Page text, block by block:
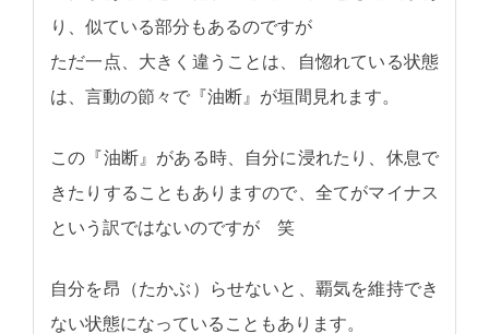
り、似ている部分もあるのですが
ただ一点、大きく違うことは、自惚れている状態
は、言動の節々で『油断』が垣間見れます。
この『油断』がある時、自分に浸れたり、休息で
きたりすることもありますので、全てがマイナス
という訳ではないのですが 笑
自分を昂（たかぶ）らせないと、覇気を維持でき
ない状態になっていることもあります。